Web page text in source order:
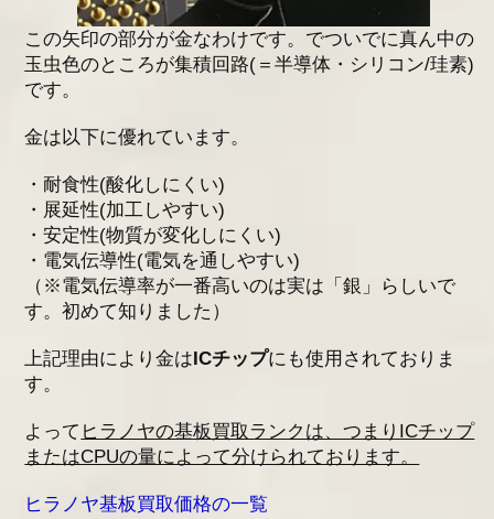
この矢印の部分が金なわけです。でついでに真ん中の
玉虫色のところが集積回路(＝半導体・シリコン/珪素)
です。
金は以下に優れています。
・耐食性(酸化しにくい)
・展延性(加工しやすい)
・安定性(物質が変化しにくい)
・電気伝導性(電気を通しやすい)
（※電気伝導率が一番高いのは実は「銀」らしいで
す。初めて知りました）
上記理由により金はICチップにも使用されておりま
す。
よって ヒラノヤの基板買取ランクは、つまりICチップ
またはCPUの量によって分けられております。
ヒラノヤ基板買取価格の一覧